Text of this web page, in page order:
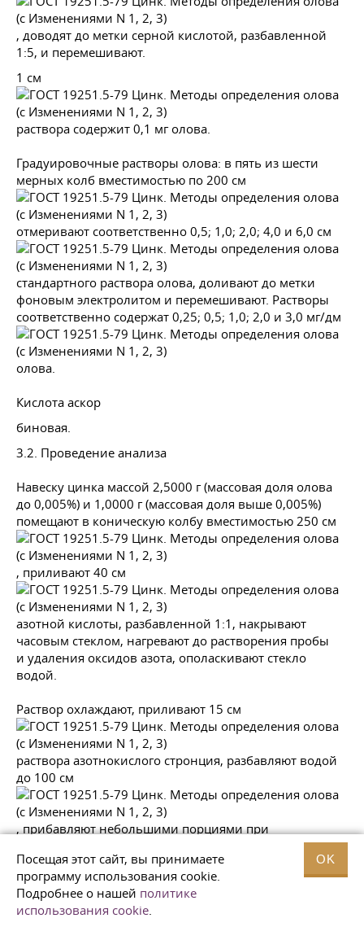
Посещая этот сайт, вы принимаете
программу использования cookie.
Подробнее о нашей политике
использования cookie.
OK
, доводят до метки серной кислотой, разбавленной
1:5, и перемешивают.
1 см
раствора содержит 0,1 мг олова.
Градуировочные растворы олова: в пять из шести
мерных колб вместимостью по 200 см
отмеривают соответственно 0,5; 1,0; 2,0; 4,0 и 6,0 см
стандартного раствора олова, доливают до метки
фоновым электролитом и перемешивают. Растворы
соответственно содержат 0,25; 0,5; 1,0; 2,0 и 3,0 мг/дм
олова.
Кислота аскор
биновая.
3.2. Проведение анализа
Навеску цинка массой 2,5000 г (массовая доля олова
до 0,005%) и 1,0000 г (массовая доля выше 0,005%)
помещают в коническую колбу вместимостью 250 см
, приливают 40 см
азотной кислоты, разбавленной 1:1, накрывают
часовым стеклом, нагревают до растворения пробы
и удаления оксидов азота, ополаскивают стекло
водой.
Раствор охлаждают, приливают 15 см
раствора азотнокислого стронция, разбавляют водой
до 100 см
, прибавляют небольшими порциями при
серной кислоты, разбавленной 1:1, и оставляют
в холодильнике с проточной холодной водой на 30